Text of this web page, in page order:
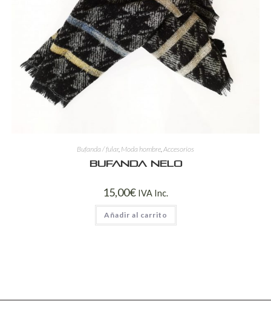
Bufanda / fular, Moda hombre,Accesorios
Bufanda Nelo
15,00€ IVA Inc.
Añadir al carrito